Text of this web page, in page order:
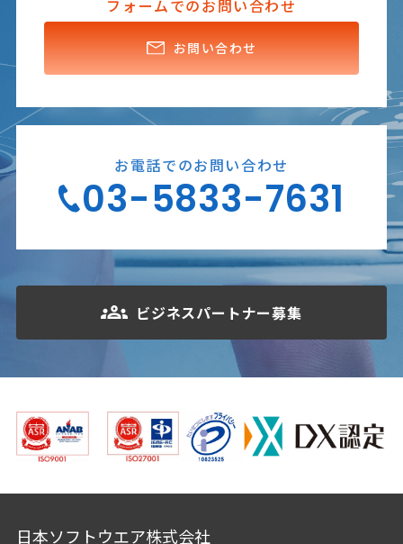
電話番号：03-5833-7631 （※相談受付時
間 平日9：30～12：00,13：00～16：30）
Emailアドレス：hp_info@nsk-japan.co.jp
フォームでのお問い合わせ
お問い合わせ
お電話でのお問い合わせ
03-5833-7631
ビジネスパートナー募集
日本ソフトウエア株式会社